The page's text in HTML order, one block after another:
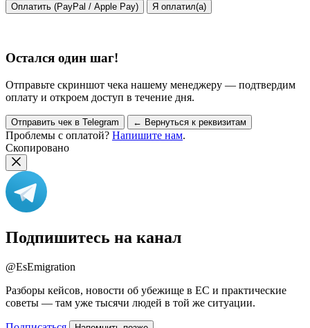
Оплатить (PayPal / Apple Pay) Я оплатил(а)
Остался один шаг!
Отправьте скриншот чека нашему менеджеру — подтвердим
оплату и откроем доступ в течение дня.
Отправить чек в Telegram ← Вернуться к реквизитам
Проблемы с оплатой? Напишите нам.
Скопировано
Подпишитесь на канал
@EsEmigration
Разборы кейсов, новости об убежище в ЕС и практические
советы — там уже тысячи людей в той же ситуации.